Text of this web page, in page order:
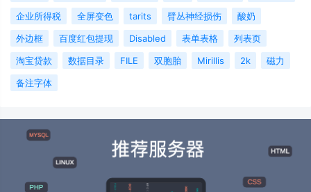
企业所得税
全屏变色 tarits 臂丛神经损伤
酸奶
外边框
百度红包提现 Disabled 表单表格
列表页
淘宝贷款
数据目录 FILE 双胞胎 Mirillis 2k
磁力
备注字体